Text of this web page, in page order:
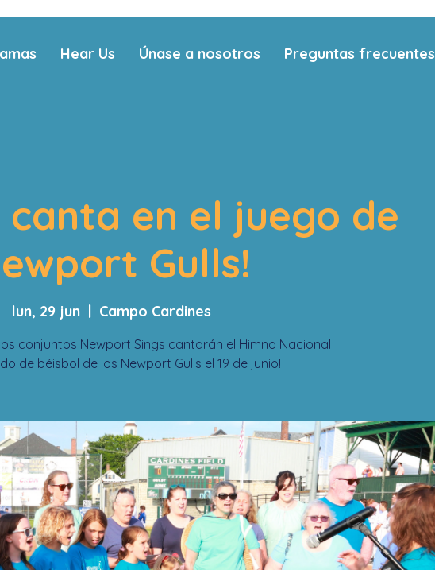
Hear Us Únase a nosotros Preguntas frecuentes
canta en el juego de
Gulls!
lun, 29 jun
  |
Campo Cardines
conjuntos Newport Sings cantarán el Himno Nacional
de béisbol de los Newport Gulls el 19 de junio!